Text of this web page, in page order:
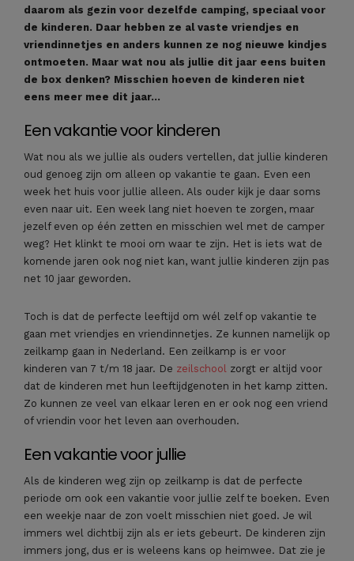
daarom als gezin voor dezelfde camping, speciaal voor
de kinderen. Daar hebben ze al vaste vriendjes en
vriendinnetjes en anders kunnen ze nog nieuwe kindjes
ontmoeten. Maar wat nou als jullie dit jaar eens buiten
de box denken? Misschien hoeven de kinderen niet
eens meer mee dit jaar…
Een vakantie voor kinderen
Wat nou als we jullie als ouders vertellen, dat jullie kinderen
oud genoeg zijn om alleen op vakantie te gaan. Even een
week het huis voor jullie alleen. Als ouder kijk je daar soms
even naar uit. Een week lang niet hoeven te zorgen, maar
jezelf even op één zetten en misschien wel met de camper
weg? Het klinkt te mooi om waar te zijn. Het is iets wat de
komende jaren ook nog niet kan, want jullie kinderen zijn pas
net 10 jaar geworden.
Toch is dat de perfecte leeftijd om wél zelf op vakantie te
gaan met vriendjes en vriendinnetjes. Ze kunnen namelijk op
zeilkamp gaan in Nederland. Een zeilkamp is er voor
kinderen van 7 t/m 18 jaar. De zeilschool zorgt er altijd voor
dat de kinderen met hun leeftijdgenoten in het kamp zitten.
Zo kunnen ze veel van elkaar leren en er ook nog een vriend
of vriendin voor het leven aan overhouden.
Een vakantie voor jullie
Als de kinderen weg zijn op zeilkamp is dat de perfecte
periode om ook een vakantie voor jullie zelf te boeken. Even
een weekje naar de zon voelt misschien niet goed. Je wil
immers wel dichtbij zijn als er iets gebeurt. De kinderen zijn
immers jong, dus er is weleens kans op heimwee. Dat zie je